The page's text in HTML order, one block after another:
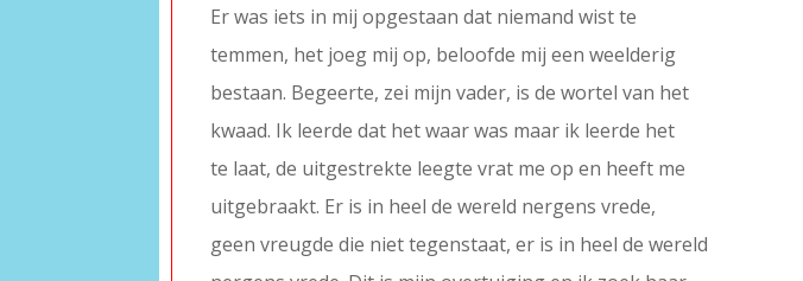
Er was iets in mij opgestaan dat niemand wist te
temmen, het joeg mij op, beloofde mij een weelderig
bestaan. Begeerte, zei mijn vader, is de wortel van het
kwaad. Ik leerde dat het waar was maar ik leerde het
te laat, de uitgestrekte leegte vrat me op en heeft me
uitgebraakt. Er is in heel de wereld nergens vrede,
geen vreugde die niet tegenstaat, er is in heel de wereld